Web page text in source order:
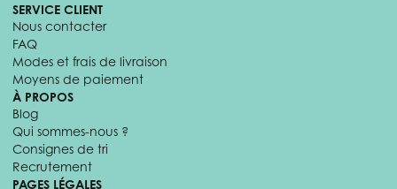
SERVICE CLIENT
Nous contacter
FAQ
Modes et frais de livraison
Moyens de paiement
À PROPOS
Blog
Qui sommes-nous ?
Consignes de tri
Recrutement
PAGES LÉGALES